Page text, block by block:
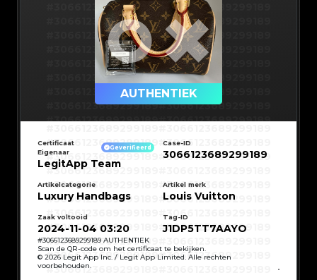
#3066123689299189#3066123689299189
#3066123689299189#3066123689299189
#3066123689299189#3066123689299189
#3066123689299189#3066123689299189
#3066123689299189#3066123689299189
#3066123689299189#3066123689299189
#3066123689299189#3066123689299189
#3066123689299189#3066123689299189
#3066123689299189#3066123689299189
#3066123689299189
#3066123689299189
#3066123689299189
#3066123689299189
#3066123689299189
#3066123689299189
#3066123689299189
#3066123689299189
#3066123689299189
#3066123689299189
#3066123689299189
#3066123689299189#3066123689299189
#3066123689299189#3066123689299189
AUTHENTIEK
#3066123689299189
#3066123689299189
#3066123689299189
#3066123689299189
#3066123689299189
#3066123689299189
#3066123689299189
#3066123689299189
#3066123689299189
#3066123689299189
#3066123689299189
#3066123689299189
#3066123689299189
#3066123689299189
#3066123689299189#3066123689299189
#3066123689299189
Certificaat
Eigenaar
Geverifieerd
LegitApp Team
Case-ID
3066123689299189
Artikelcategorie
Luxury Handbags
Artikel merk
Louis Vuitton
Zaak voltooid
2024-11-04 03:20
Tag-ID
J1DP5TT7AAYO
#3066123689299189 AUTHENTIEK
Scan de QR-code om het certificaat te bekijken.
© 2026 Legit App Inc. / Legit App Limited. Alle rechten
voorbehouden.